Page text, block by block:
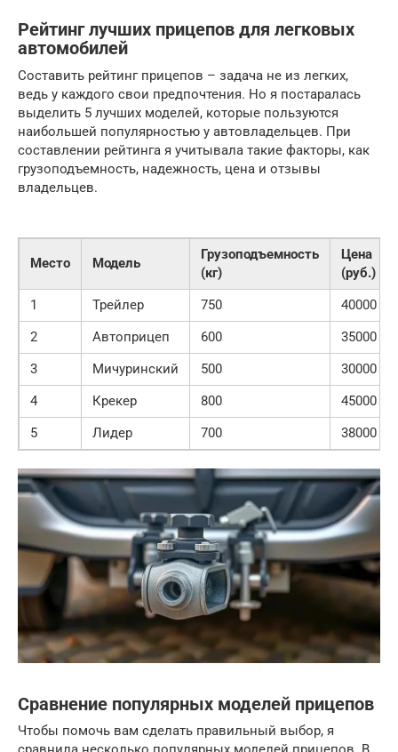
Рейтинг лучших прицепов для легковых
автомобилей
Составить рейтинг прицепов – задача не из легких,
ведь у каждого свои предпочтения. Но я постаралась
выделить 5 лучших моделей, которые пользуются
наибольшей популярностью у автовладельцев. При
составлении рейтинга я учитывала такие факторы, как
грузоподъемность, надежность, цена и отзывы
владельцев.
Место Модель
Грузоподъемность
(кг)
Цена
(руб.)
1
Трейлер 750
40000
2
Автоприцеп 600
35000
3
Мичуринский 500
30000
4
Крекер 800
45000
5
Лидер 700 38000
Сравнение популярных моделей прицепов
Чтобы помочь вам сделать правильный выбор, я